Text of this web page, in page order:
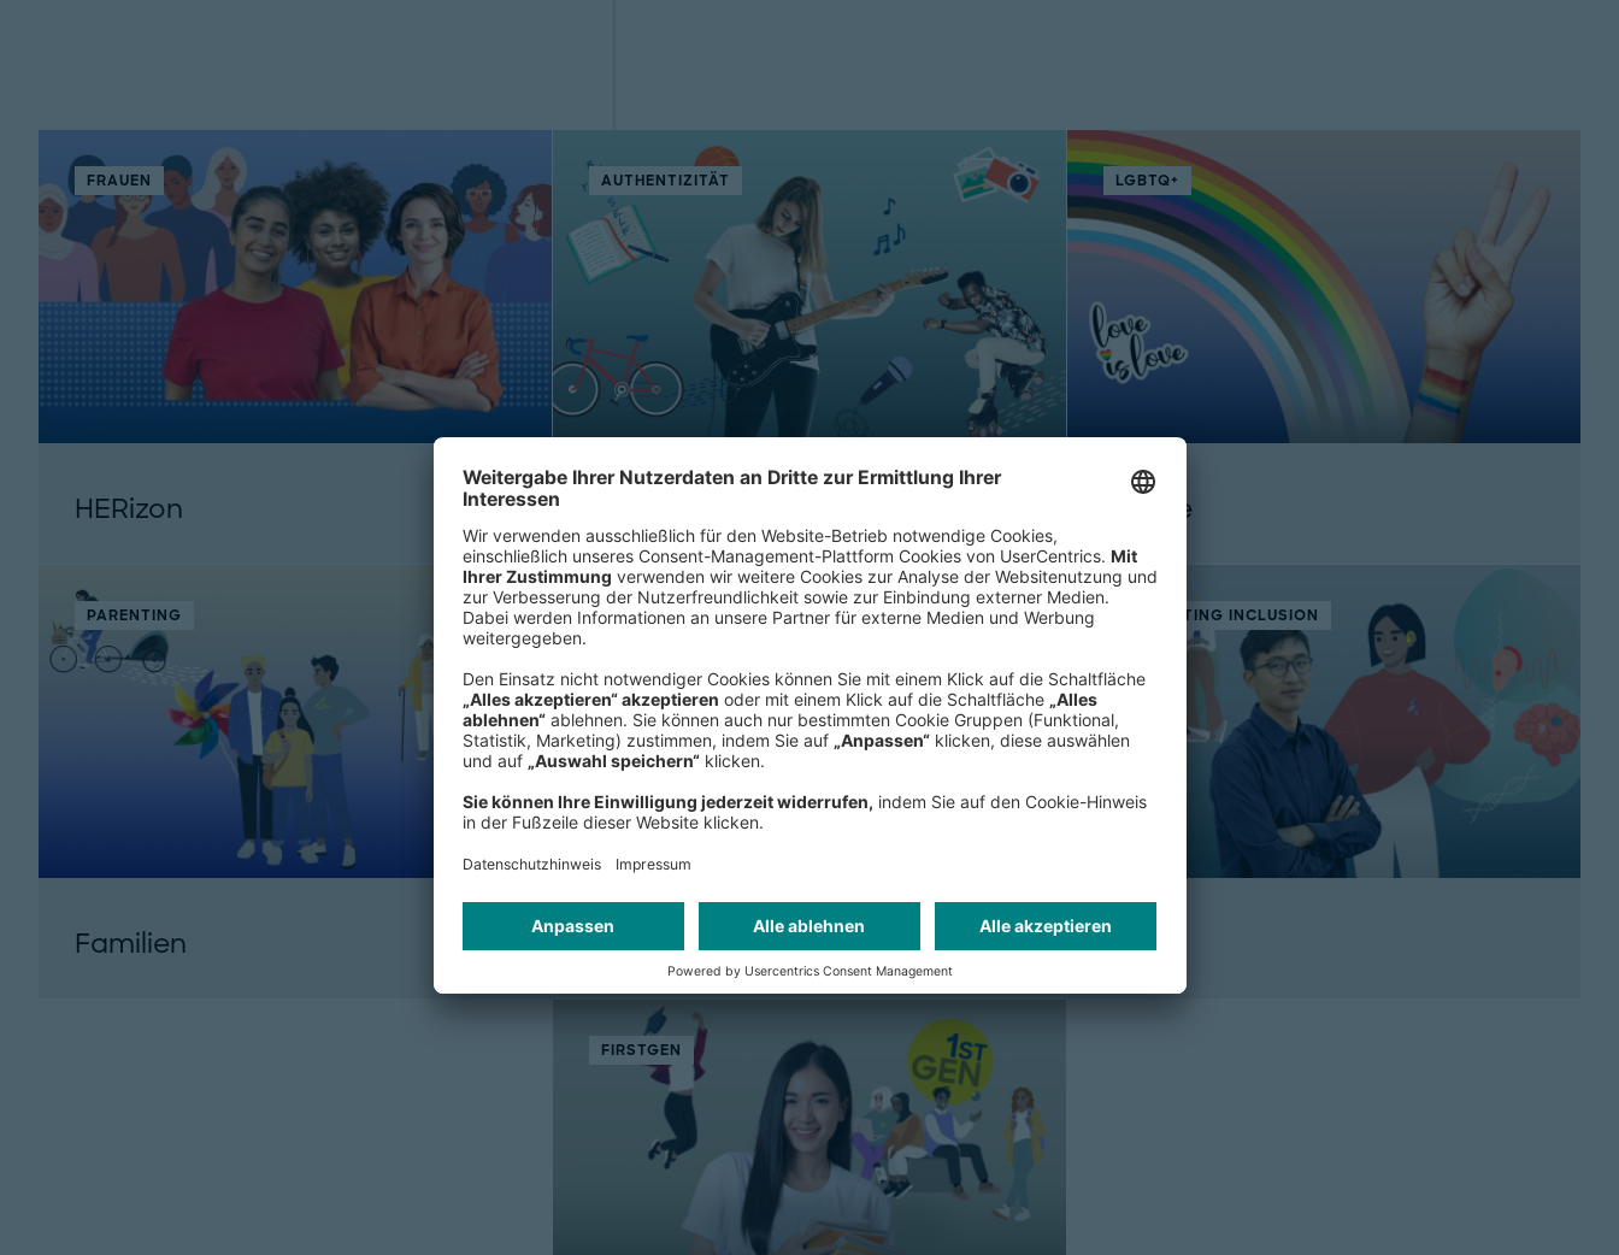
FRAUEN
HERizon
AUTHENTIZITÄT LGBTQ+
JustBe
PARENTING
Familien
VERFÜGBAR
IN
EN
STUDIENHINTERGRUND
Diverse Backgrounds
SUPPORTING INCLUSION
Ability
FIRSTGEN